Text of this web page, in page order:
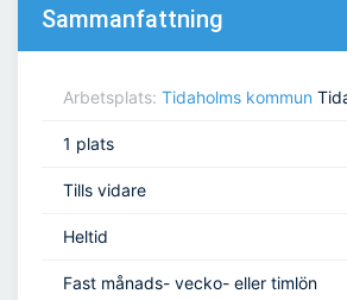
Sammanfattning
Arbetsplats: Tidaholms kommun
1 plats
Tills vidare
Heltid
Fast månads- vecko- eller timlön